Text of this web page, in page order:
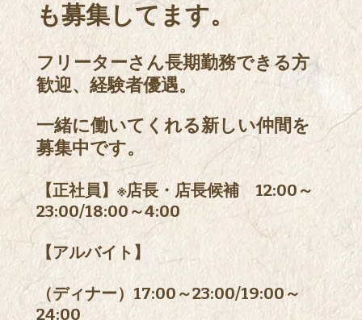
も募集してます。
フリーターさん長期勤務できる方
歓迎、経験者優遇。
一緒に働いてくれる新しい仲間を
募集中です。
【正社員】※店長・店長候補 12:00～
23:00/18:00～4:00
【アルバイト】
（ディナー）17:00～23:00/19:00～
24:00